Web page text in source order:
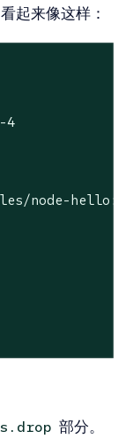
起来像这样：
4
node-
部分。